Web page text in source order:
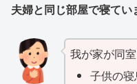
夫婦と同じ部屋で寝てい
我が家が同
子供の